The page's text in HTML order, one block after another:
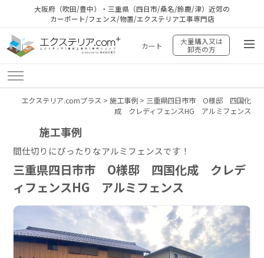
大阪府（吹田/豊中）・三重県（四日市/桑名/鈴鹿/津）近郊の
カーポート/フェンス/物置/エクステリア工事専門店
カート
大量購入又は
卸売の方
エクステリア.comプラス > 施工事例> 三重県四日市市 O様邸 四国化
成 クレディフェンスHG アルミフェンス
施工事例
間仕切りにぴったりなアルミフェンスです！
三重県四日市市 O様邸 四国化成 クレデ
ィフェンスHG アルミフェンス